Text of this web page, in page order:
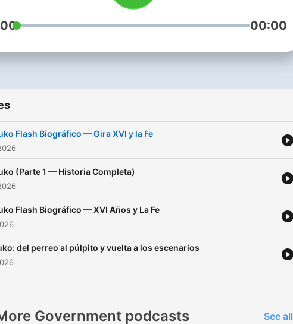
este podcast biográfico que te
llevará desde sus humildes
convertirse en una
género urbano. Conoce los
definieron su trayectoria:
Yankee y Don Omar, hasta su
marcó un antes y después en
evolución artística a través de
trap latino, y cómo logró
00:00
Flash Biográfico — Gira XVI y la Fe
(Parte 1 — Historia Completa)
Flash Biográfico — XVI Años y La Fe
del perreo al púlpito y vuelta a los escenarios
Government podcasts See all